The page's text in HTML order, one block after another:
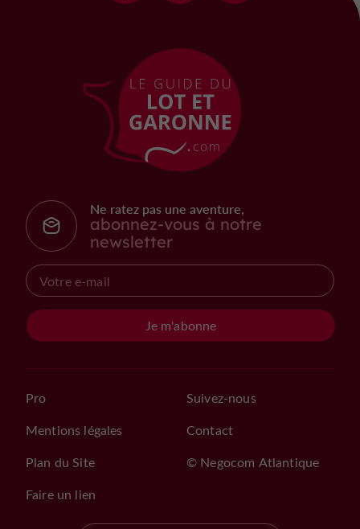
Ne ratez pas une aventure,
abonnez-vous à notre
newsletter
Je m'abonne
Pro
Mentions légales
Plan du Site
Faire un lien
Suivez-nous
Contact
© Negocom Atlantique